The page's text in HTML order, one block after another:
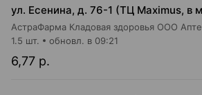
6,77 р.
1.5 шт. обновл. в 09:21